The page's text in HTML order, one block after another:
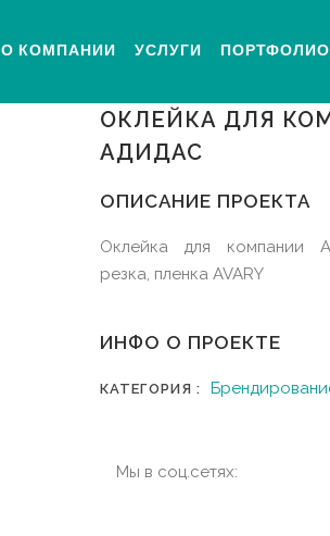
О КОМПАНИИ УСЛУГИ ПОРТФОЛИО
ОКЛЕЙКА ДЛЯ
АДИДАС
ОПИСАНИЕ ПРОЕКТА
Оклейка для компании
резка, пленка AVARY
ИНФО О ПРОЕКТЕ
КАТЕГОРИЯ :
Мы в соц.сетях: